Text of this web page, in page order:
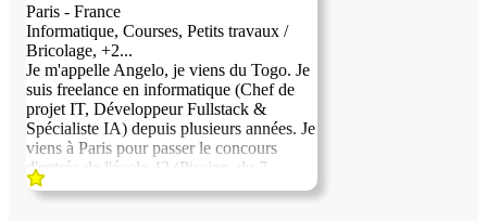
Paris - France
Informatique, Courses, Petits travaux /
Bricolage, +2...
Je m'appelle Angelo, je viens du Togo. Je
suis freelance en informatique (Chef de
projet IT, Développeur Fullstack &
Spécialiste IA) depuis plusieurs années. Je
viens à Paris pour passer le concours
d'entrée de l'école 42 (Piscine, du 7
septembre au 2 octobre 2026), je cherche